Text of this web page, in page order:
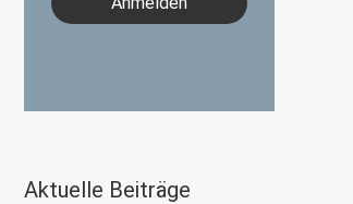
Aktuelle Beiträge